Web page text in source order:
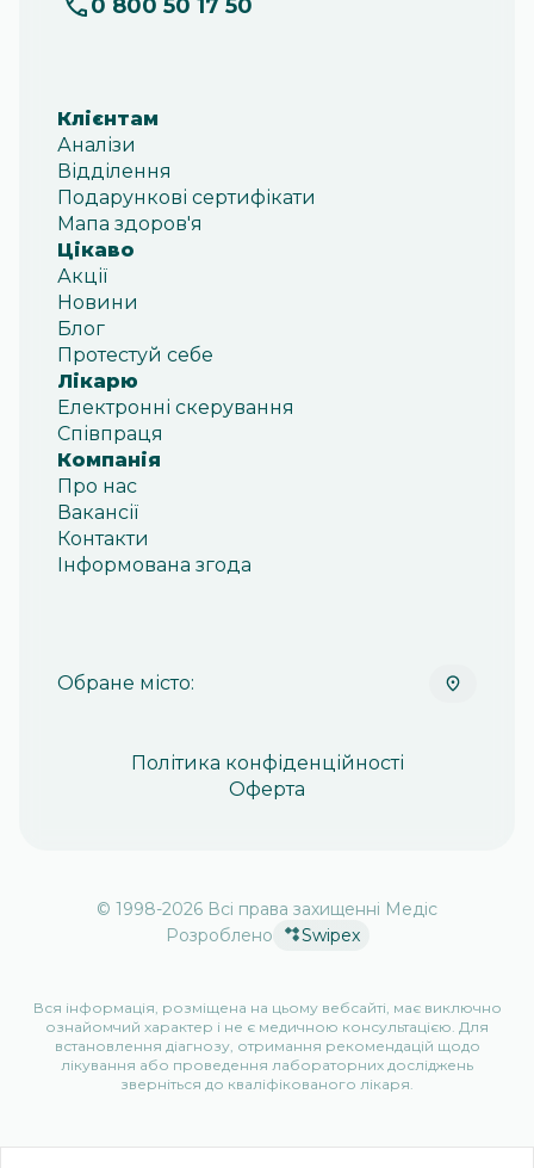
0 800 50 17 50
Клієнтам
Аналізи
Відділення
Подарункові сертифікати
Мапа здоров'я
Цікаво
Акції
Новини
Блог
Протестуй себе
Лікарю
Електронні скерування
Співпраця
Компанія
Про нас
Вакансії
Контакти
Інформована згода
Обране місто:
Політика конфіденційності
Оферта
© 1998-2026 Всі права захищенні Медіс
Розроблено
Swipex
Вся інформація, розміщена на цьому вебсайті, має виключно
ознайомчий характер і не є медичною консультацією. Для
встановлення діагнозу, отримання рекомендацій щодо
лікування або проведення лабораторних досліджень
зверніться до кваліфікованого лікаря.